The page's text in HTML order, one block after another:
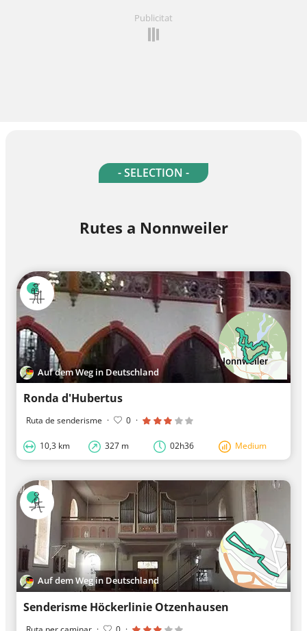
Publicitat
- SELECTION -
Rutes a Nonnweiler
Auf dem Weg in Deutschland
Ronda d'Hubertus
Ruta de senderisme · 0 ·
10,3 km 327 m 02h36 Medium
Auf dem Weg in Deutschland
Senderisme Höckerlinie Otzenhausen